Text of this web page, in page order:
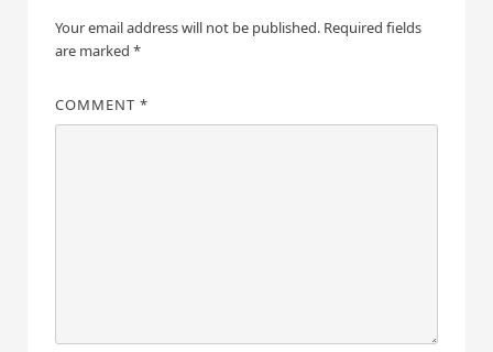
Your email address will not be published. Required fields
are marked *
COMMENT *